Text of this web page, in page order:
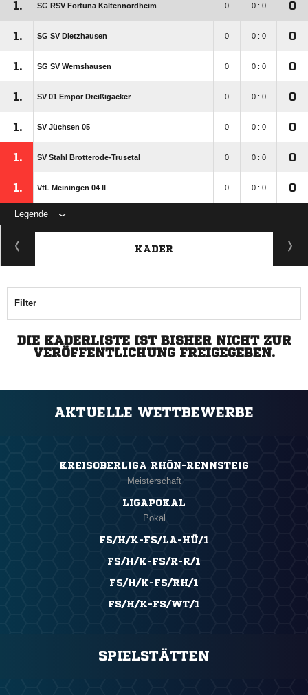
1. SG RSV Fortuna Kaltennordheim 0 0 : 0 0
1. SG SV Dietzhausen 0 0 : 0 0
1. SG SV Wernshausen 0 0 : 0 0
1. SV 01 Empor Dreißigacker 0 0 : 0 0
1. SV Jüchsen 05 0 0 : 0 0
1. SV Stahl Brotterode-Trusetal 0 0 : 0 0
1. VfL Meiningen 04 II 0 0 : 0 0
Legende
KADER
Filter
DIE KADERLISTE IST BISHER NICHT ZUR
VERÖFFENTLICHUNG FREIGEGEBEN.
AKTUELLE WETTBEWERBE
KREISOBERLIGA RHÖN-RENNSTEIG
Meisterschaft
LIGAPOKAL
Pokal
FS/H/K-FS/LA-HÜ/1
FS/H/K-FS/R-R/1
FS/H/K-FS/RH/1
FS/H/K-FS/WT/1
SPIELSTÄTTEN